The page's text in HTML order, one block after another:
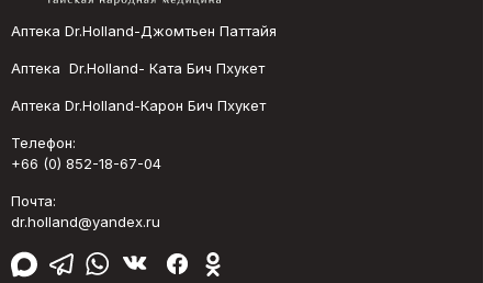
Аптека Dr.Holland-Джомтьен Паттайя
Аптека Dr.Holland- Ката Бич Пхукет
Аптека Dr.Holland-Карон Бич Пхукет
Телефон:
+66 (0) 852-18-67-04
Почта:
dr.holland@yandex.ru